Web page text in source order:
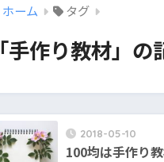
ホーム タグ
「手作り教材」
2018-05-10
100均は手作り